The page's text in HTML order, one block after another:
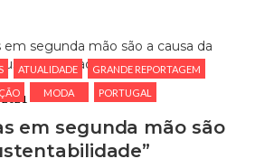
ATUALIDADE
GRANDE REPORTAGEM
MODA PORTUGAL
em segunda mão são